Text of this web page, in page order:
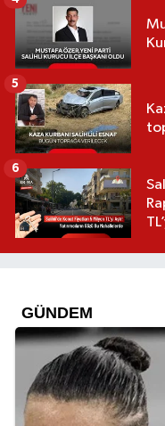
5
6